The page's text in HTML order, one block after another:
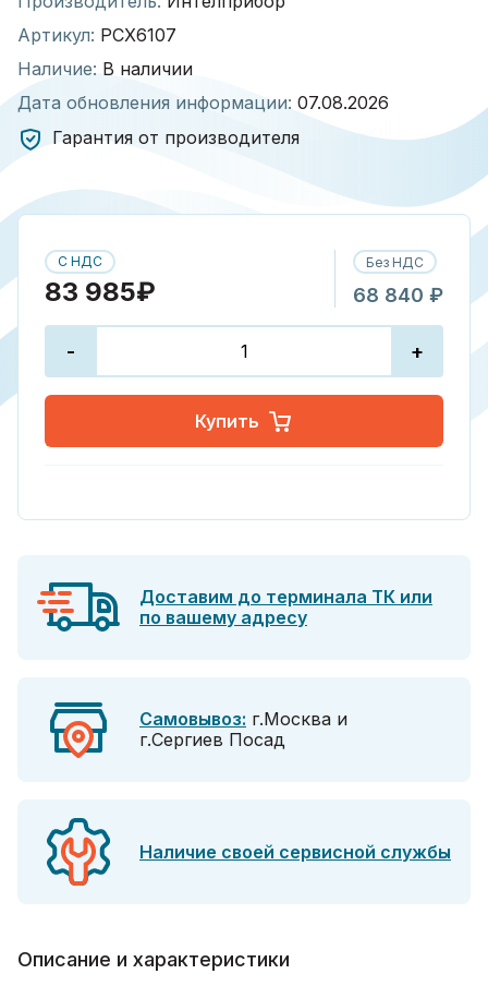
Артикул: РСХ6107
Наличие: В наличии
Дата обновления информации: 07.08.2026
Гарантия от производителя
С НДС
83 985₽
Без НДС
68 840 ₽
- +
Купить
Доставим до терминала ТК или
по вашему адресу
Самовывоз: г.Москва и
г.Сергиев Посад
Наличие своей сервисной службы
Описание и характеристики